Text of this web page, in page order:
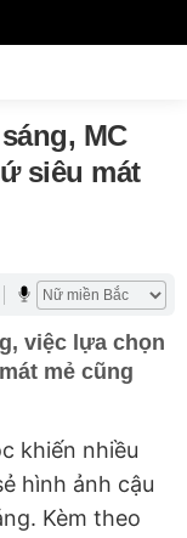
MC
siêu mát
việc lựa chọn
mẻ cũng
khiến nhiều
hình ảnh cậu
Kèm theo